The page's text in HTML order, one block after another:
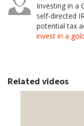
Investing in a
self-directed
potential tax
invest in a
Related videos